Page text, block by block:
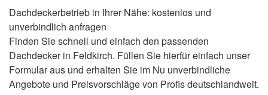
Dachdeckerbetrieb in Ihrer Nähe: kostenlos und
unverbindlich anfragen
Finden Sie schnell und einfach den passenden
Dachdecker in Feldkirch. Füllen Sie hierfür einfach unser
Formular aus und erhalten Sie im Nu unverbindliche
Angebote und Preisvorschläge von Profis deutschlandweit.